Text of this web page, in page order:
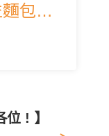
YT Care 【公益麵包七月份第四週行動】
! 】